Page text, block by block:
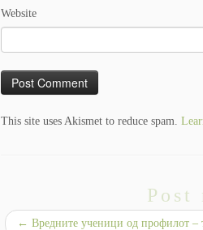
Website
This site uses Akismet to reduce spam.
Post
← Вредните ученици од профилот –